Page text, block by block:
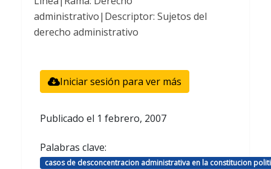
administrativo|Descriptor: Sujetos del
derecho administrativo
Iniciar sesión para ver más
Publicado el 1 febrero, 2007
Palabras clave:
casos de desconcentracion administrativa en la constitucion